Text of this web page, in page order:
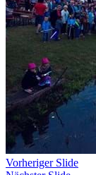
Vorheriger Slide